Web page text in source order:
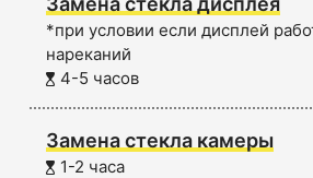
*при условии если дисплей
нареканий
4-5 часов
Замена стекла камеры
1-2 часа